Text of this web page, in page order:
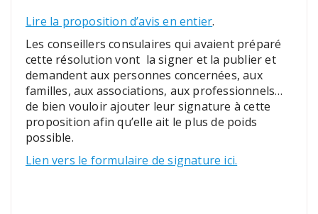
Lire la proposition d’avis en entier.
Les conseillers consulaires qui avaient préparé
cette résolution vont la signer et la publier et
demandent aux personnes concernées, aux
familles, aux associations, aux professionnels…
de bien vouloir ajouter leur signature à cette
proposition afin qu’elle ait le plus de poids
possible.
Lien vers le formulaire de signature ici.